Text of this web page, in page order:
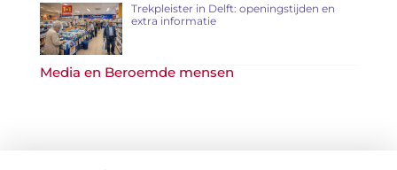
Trekpleister in Delft: openingstijden en
extra informatie
Media en Beroemde mensen